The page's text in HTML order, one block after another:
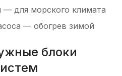
— для морского климата
— обогрев зимой
блоки